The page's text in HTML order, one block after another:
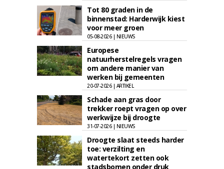
Tot 80 graden in de
binnenstad: Harderwijk kiest
voor meer groen
05-08-2026 | NIEUWS
Europese
natuurherstelregels vragen
om andere manier van
werken bij gemeenten
20-07-2026 | ARTIKEL
Schade aan gras door
trekker roept vragen op over
werkwijze bij droogte
31-07-2026 | NIEUWS
Droogte slaat steeds harder
toe: verzilting en
watertekort zetten ook
stadsbomen onder druk